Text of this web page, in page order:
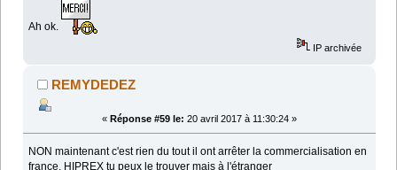
Ah ok.
IP archivée
REMYDEDEZ
« Réponse #59 le: 20 avril 2017 à 11:30:24 »
NON maintenant c'est rien du tout il ont arrêter la commercialisation en
france. HIPREX tu peux le trouver mais à l'étranger